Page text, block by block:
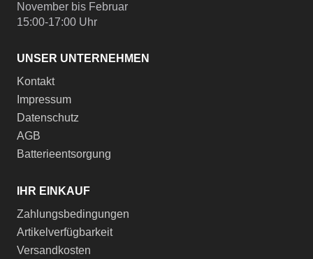
November bis Februar
15:00-17:00 Uhr
UNSER UNTERNEHMEN
Kontakt
Impressum
Datenschutz
AGB
Batterieentsorgung
IHR EINKAUF
Zahlungsbedingungen
Artikelverfügbarkeit
Versandkosten